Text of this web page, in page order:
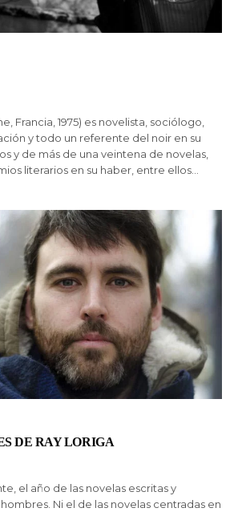
Francia, 1975) es novelista, sociólogo,
y todo un referente del noir en su
y de más de una veintena de novelas,
literarios en su haber, entre ellos…
DE RAY LORIGA
el año de las novelas escritas y
Ni el de las novelas centradas en